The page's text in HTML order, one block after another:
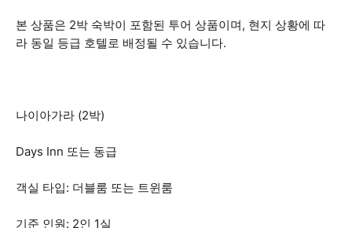
본 상품은 2박 숙박이 포함된 투어 상품이며, 현지 상황에 따
라 동일 등급 호텔로 배정될 수 있습니다.
나이아가라 (2박)
Days Inn 또는 동급
객실 타입: 더블룸 또는 트윈룸
기준 인원: 2인 1실